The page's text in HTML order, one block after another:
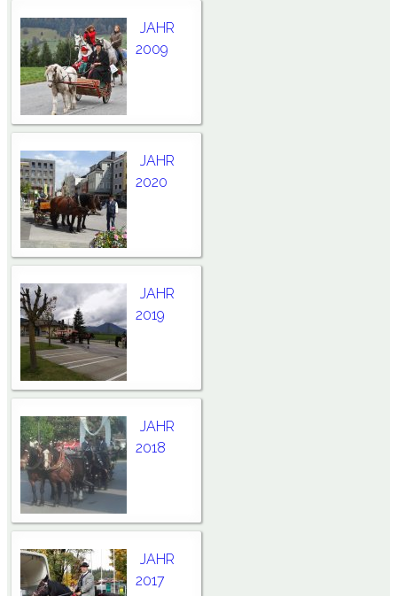
JAHR
2009
JAHR
2020
JAHR
2019
JAHR
2018
JAHR
2017